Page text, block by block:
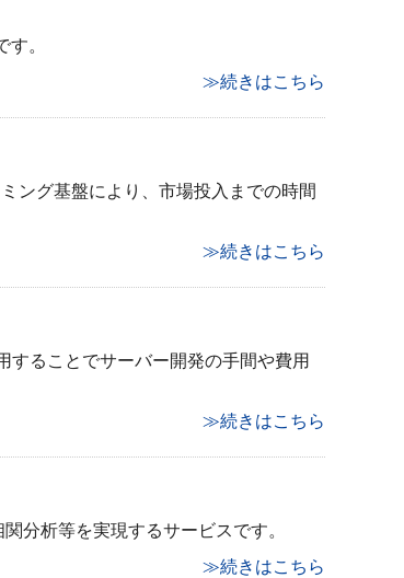
。
≫続きはこちら
ング基盤により、市場投入までの時間
≫続きはこちら
することでサーバー開発の手間や費用
≫続きはこちら
分析等を実現するサービスです。
≫続きはこちら